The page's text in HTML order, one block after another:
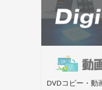
DVDコピー・動